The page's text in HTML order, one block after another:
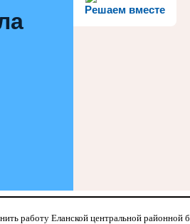
Решаем вместе
работу Еланской центральной районной